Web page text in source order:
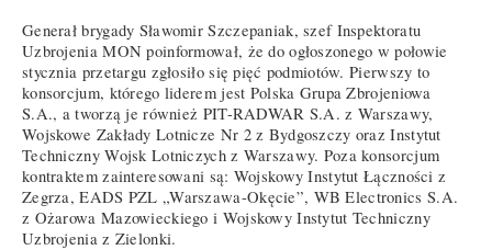
Generał brygady Sławomir Szczepaniak, szef Inspektoratu
Uzbrojenia MON poinformował, że do ogłoszonego w połowie
stycznia przetargu zgłosiło się pięć podmiotów. Pierwszy to
konsorcjum, którego liderem jest Polska Grupa Zbrojeniowa
S.A., a tworzą je również PIT-RADWAR S.A. z Warszawy,
Wojskowe Zakłady Lotnicze Nr 2 z Bydgoszczy oraz Instytut
Techniczny Wojsk Lotniczych z Warszawy. Poza konsorcjum
kontraktem zainteresowani są: Wojskowy Instytut Łączności z
Zegrza, EADS PZL „Warszawa-Okęcie”, WB Electronics S.A.
z Ożarowa Mazowieckiego i Wojskowy Instytut Techniczny
Uzbrojenia z Zielonki.